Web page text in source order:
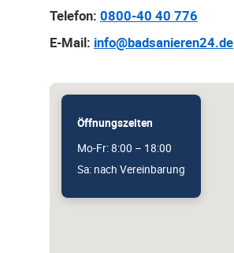
Telefon: 0800-40 40 776
E-Mail: info@badsanieren24.de
Öffnungszeiten
Mo-Fr: 8:00 – 18:00
Sa: nach Vereinbarung